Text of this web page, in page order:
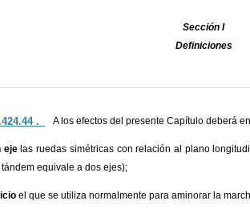
Sección I
Definiciones
._ A los efectos del presente Capítulo deberá
ejelas ruedas simétricas con relación al plano
equivale a dos ejes);
el que se utiliza normalmente para aminorar la